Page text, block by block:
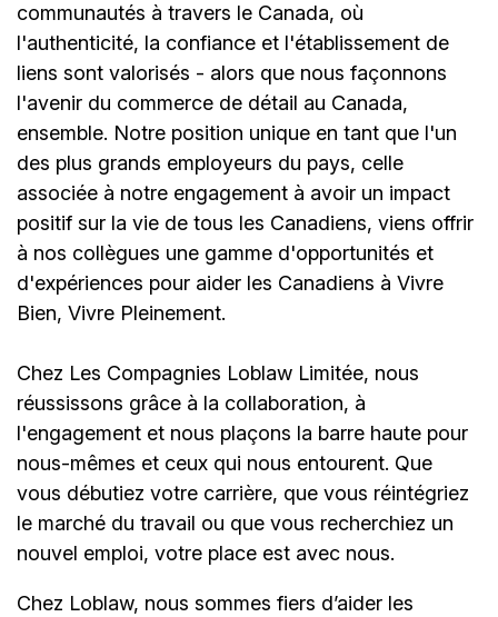
communautés à travers le Canada, où
l'authenticité, la confiance et l'établissement de
liens sont valorisés - alors que nous façonnons
l'avenir du commerce de détail au Canada,
ensemble. Notre position unique en tant que l'un
des plus grands employeurs du pays, celle
associée à notre engagement à avoir un impact
positif sur la vie de tous les Canadiens, viens offrir
à nos collègues une gamme d'opportunités et
d'expériences pour aider les Canadiens à Vivre
Bien, Vivre Pleinement.
Chez Les Compagnies Loblaw Limitée, nous
réussissons grâce à la collaboration, à
l'engagement et nous plaçons la barre haute pour
nous-mêmes et ceux qui nous entourent. Que
vous débutiez votre carrière, que vous réintégriez
le marché du travail ou que vous recherchiez un
nouvel emploi, votre place est avec nous.
Chez Loblaw, nous sommes fiers d’aider les